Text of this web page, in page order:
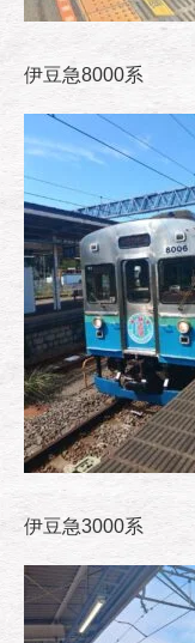
伊豆急8000系
伊豆急3000系